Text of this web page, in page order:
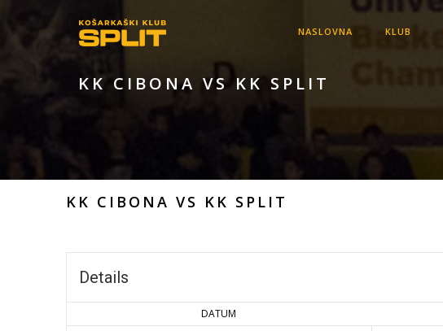
NASLOVNA KLUB
KK CIBONA VS KK SPLIT
KK CIBONA VS KK SPLIT
Details
DATUM